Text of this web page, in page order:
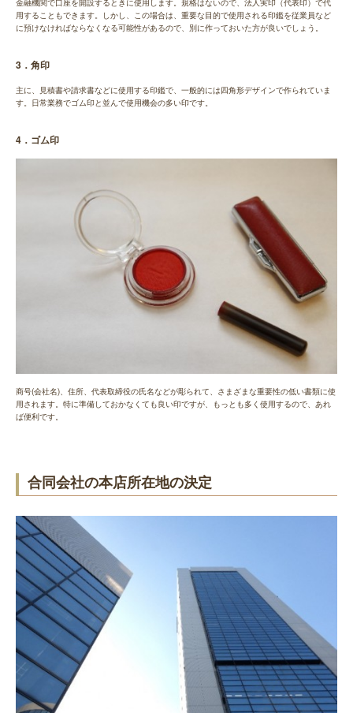
金融機関で口座を開設するときに使用します。規格はないので、法人実印（代表印）で代
用することもできます。しかし、この場合は、重要な目的で使用される印鑑を従業員など
に預けなければならなくなる可能性があるので、別に作っておいた方が良いでしょう。
3．角印
主に、見積書や請求書などに使用する印鑑で、一般的には四角形デザインで作られていま
す。日常業務でゴム印と並んで使用機会の多い印です。
4．ゴム印
商号(会社名)、住所、代表取締役の氏名などが彫られて、さまざまな重要性の低い書類に使
用されます。特に準備しておかなくても良い印ですが、もっとも多く使用するので、あれ
ば便利です。
合同会社の本店所在地の決定